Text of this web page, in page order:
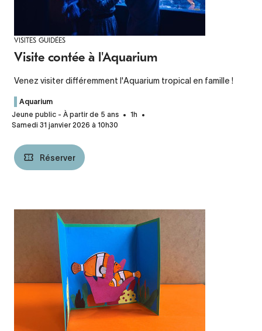
VISITES GUIDÉES
Visite contée à l'Aquarium
Venez visiter différemment l'Aquarium tropical en famille !
Aquarium
Jeune public - À partir de 5 ans
1h
Samedi 31 janvier 2026 à 10h30
Réserver